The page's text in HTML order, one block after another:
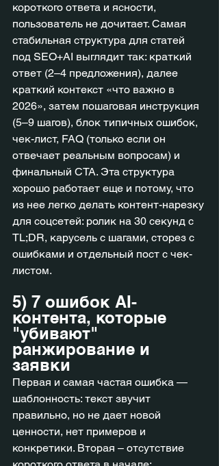
короткого ответа и ясности,
пользователь не дочитает. Самая
стабильная структура для статей
под SEO+AI выглядит так: краткий
ответ (2–4 предложения), далее
краткий контекст «что важно в
2026», затем пошаговая инструкция
(5–9 шагов), блок типичных ошибок,
чек-лист, FAQ (только если он
отвечает реальным вопросам) и
финальный CTA. Эта структура
хорошо работает еще и потому, что
из нее легко делать контент-нарезку
для соцсетей: ролик на 30 секунд с
TL;DR, карусель с шагами, сторез с
ошибками и отдельный пост с чек-
листом.
5) 7 ошибок AI-
контента, которые
"убивают"
ранжирование и
заявки
Первая и самая частая ошибка —
шаблонность: текст звучит
правильно, но не дает новой
ценности, нет примеров и
конкретики. Вторая – отсутствие